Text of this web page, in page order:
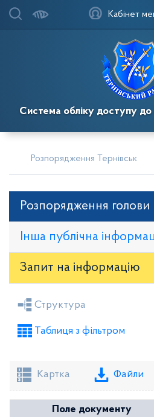
Система обліку доступу до
Кабінет
Розпорядження
Розпорядження голови
Інша публічна
Запит на iнформацію
Засідання районної ради
Проекти рішень районної
Структура
Таблиця з фільтром
Картка Файли
Поле документу